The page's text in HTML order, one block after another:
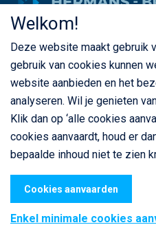
© Copyright Hermans -
voorbehouden
Privacybeleid
webdesign© Sanmax Projects
Welkom!
Deze website maakt gebruik
gebruik van cookies kunnen
website aanbieden en het
analyseren. Wil je genieten
Klik dan op ‘alle cookies
cookies aanvaardt, houd er
bepaalde inhoud niet te zien
Cookies aanvaarden
Enkel minimale cookies